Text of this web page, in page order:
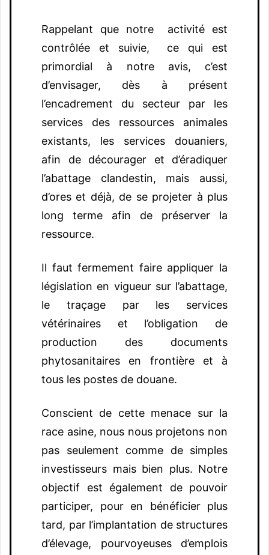
Rappelant que notre activité est
contrôlée et suivie, ce qui est
primordial à notre avis, c’est
d’envisager, dès à présent
l’encadrement du secteur par les
services des ressources animales
existants, les services douaniers,
afin de décourager et d’éradiquer
l’abattage clandestin, mais aussi,
d’ores et déjà, de se projeter à plus
long terme afin de préserver la
ressource.
Il faut fermement faire appliquer la
législation en vigueur sur l’abattage,
le traçage par les services
vétérinaires et l’obligation de
production des documents
phytosanitaires en frontière et à
tous les postes de douane.
Conscient de cette menace sur la
race asine, nous nous projetons non
pas seulement comme de simples
investisseurs mais bien plus. Notre
objectif est également de pouvoir
participer, pour en bénéficier plus
tard, par l’implantation de structures
d’élevage, pourvoyeuses d’emplois